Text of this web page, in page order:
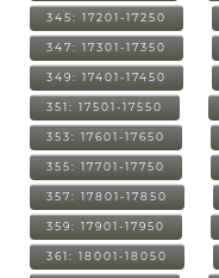
345: 17201-17250
347: 17301-17350
349: 17401-17450
351: 17501-17550
353: 17601-17650
355: 17701-17750
357: 17801-17850
359: 17901-17950
361: 18001-18050